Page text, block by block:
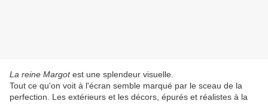
La reine Margotest une splendeur visuelle.
Tout ce qu'on voit à l'écran semble marqué par le sceau de la
perfection. Les extérieurs et les décors, épurés et réalistes à la